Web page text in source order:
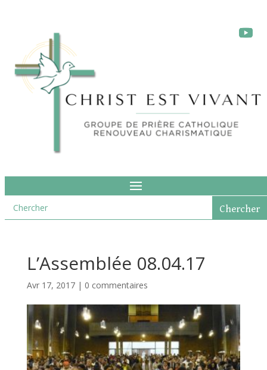
L’Assemblée 08.04.17
Avr 17, 2017| 0 commentaires